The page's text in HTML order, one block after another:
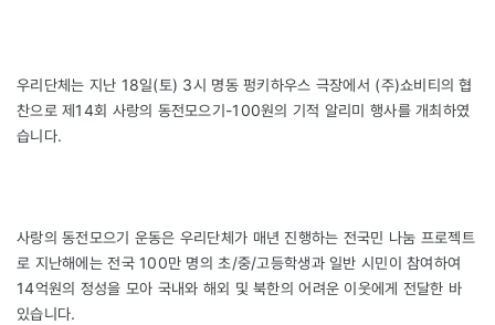
우리단체는 지난 18일(토) 3시 명동 펑키하우스 극장에서 (주)쇼비티의 협
찬으로 제14회 사랑의 동전모으기-100원의 기적 알리미 행사를 개최하였
습니다.
사랑의 동전모으기 운동은 우리단체가 매년 진행하는 전국민 나눔 프로젝트
로 지난해에는 전국 100만 명의 초/중/고등학생과 일반 시민이 참여하여
14억원의 정성을 모아 국내와 해외 및 북한의 어려운 이웃에게 전달한 바
있습니다.